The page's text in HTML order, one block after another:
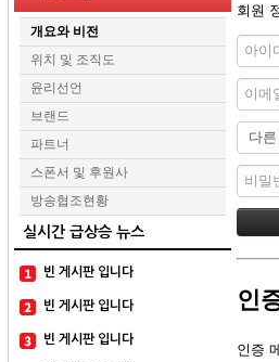
[26기김담경기자] 2026 서울평화 모의유엔대
개요와 비전
위치 및 조직도
윤리선언
브랜드
파트너
스폰서 및 후원사
방송협조현황
실시간 급상승 뉴스
빈 게시판 입니다
빈 게시판 입니다
빈 게시판 입니다
회원
인
인증